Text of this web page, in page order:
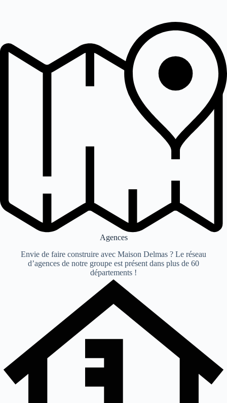
Agences
Envie de faire construire avec Maison Delmas ? Le réseau
d’agences de notre groupe est présent dans plus de 60
départements !